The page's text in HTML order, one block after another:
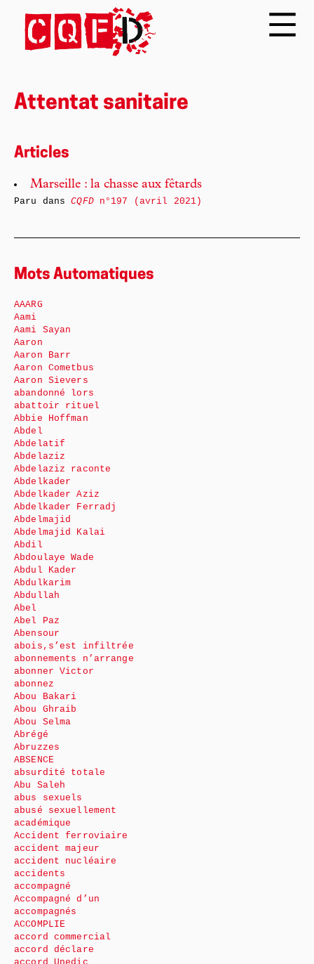
Attentat sanitaire
Articles
Marseille : la chasse aux fêtards
Paru dansCQFDn°197 (avril 2021)
Mots Automatiques
AAARG
Aami
Aami Sayan
Aaron
Aaron Barr
Aaron Cometbus
Aaron Sievers
abandonné lors
abattoir rituel
Abbie Hoffman
Abdel
Abdelatif
Abdelaziz
Abdelaziz raconte
Abdelkader
Abdelkader Aziz
Abdelkader Ferradj
Abdelmajid
Abdelmajid Kalai
Abdil
Abdoulaye Wade
Abdul Kader
Abdulkarim
Abdullah
Abel
Abel Paz
Abensour
abois,s’est infiltrée
abonnements n’arrange
abonner Victor
abonnez
Abou Bakari
Abou Ghraib
Abou Selma
Abrégé
Abruzzes
ABSENCE
absurdité totale
Abu Saleh
abus sexuels
abusé sexuellement
académique
Accident ferroviaire
accident majeur
accident nucléaire
accidents
accompagné
Accompagné d’un
accompagnés
ACCOMPLIE
accord commercial
accord déclare